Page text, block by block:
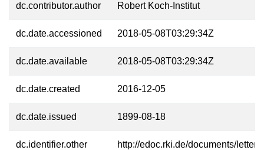
dc.contributor.author Robert Koch-Institut
dc.date.accessioned 2018-05-08T03:29:34Z
dc.date.available 2018-05-08T03:29:34Z
dc.date.created 2016-12-05
dc.date.issued 1899-08-18
dc.identifier.other
http://edoc.rki.de/documents/